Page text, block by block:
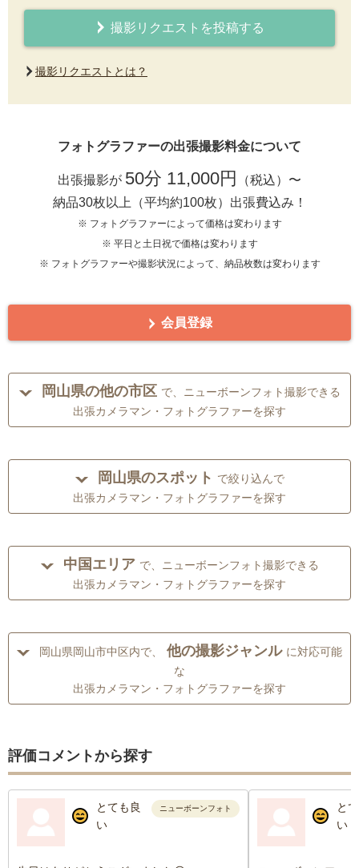
撮影リクエストを投稿する
撮影リクエストとは？
フォトグラファーの出張撮影料金について
出張撮影が 50分 11,000円
（税込）〜
納品30枚以上（平均約100枚）出張費込み！
※ フォトグラファーによって価格は変わります
※ 平日と土日祝で価格は変わります
※ フォトグラファーや撮影状況によって、納品枚数は変わります
会員登録
岡山県の他の市区 で、ニューボーンフォト撮影できる
出張カメラマン・フォトグラファーを探す
岡山県のスポット で絞り込んで
出張カメラマン・フォトグラファーを探す
中国エリア で、ニューボーンフォト撮影できる
出張カメラマン・フォトグラファーを探す
岡山県岡山市中区内で、 他の撮影ジャンル に対応可能
な
出張カメラマン・フォトグラファーを探す
評価コメントから探す
とても良
い
ニューボーンフォト
と
い